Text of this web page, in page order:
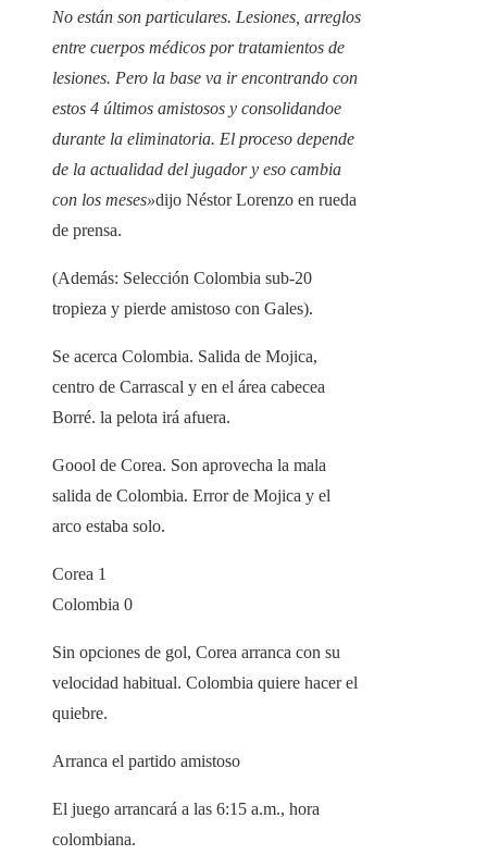
No están son particulares. Lesiones, arreglos
entre cuerpos médicos por tratamientos de
lesiones. Pero la base va ir encontrando con
estos 4 últimos amistosos y consolidandoe
durante la eliminatoria. El proceso depende
de la actualidad del jugador y eso cambia
con los meses»dijo Néstor Lorenzo en rueda
de prensa.
(Además: Selección Colombia sub-20
tropieza y pierde amistoso con Gales).
Se acerca Colombia. Salida de Mojica,
centro de Carrascal y en el área cabecea
Borré. la pelota irá afuera.
Goool de Corea. Son aprovecha la mala
salida de Colombia. Error de Mojica y el
arco estaba solo.
Corea 1
Colombia 0
Sin opciones de gol, Corea arranca con su
velocidad habitual. Colombia quiere hacer el
quiebre.
Arranca el partido amistoso
El juego arrancará a las 6:15 a.m., hora
colombiana.